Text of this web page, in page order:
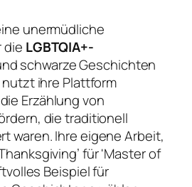
unermüdliche
die LGBTQIA+-
schwarze Geschichten
nutzt ihre Plattform
Erzählung von
die traditionell
waren. Ihre eigene Arbeit,
für 'Master of
Beispiel für